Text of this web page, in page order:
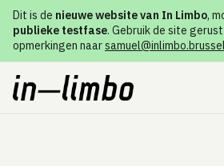
Dit is de nieuwe website van In Limbo,
publieke testfase. Gebruik de site
opmerkingen naar